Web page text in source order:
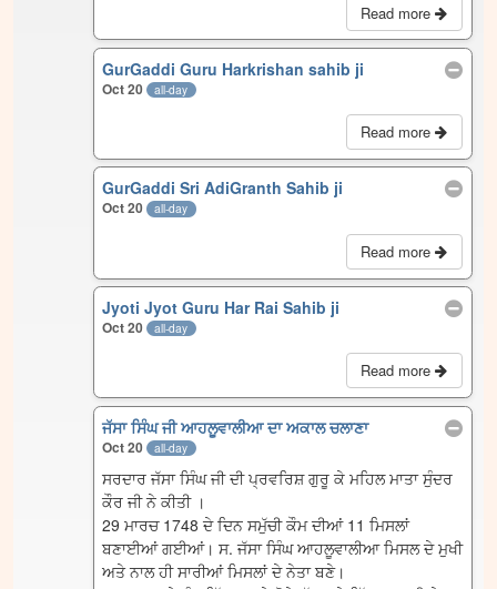
Read more
GurGaddi Guru Harkrishan sahib ji
Oct 20 all-day
Read more
GurGaddi Sri AdiGranth Sahib ji
Oct 20 all-day
Read more
Jyoti Jyot Guru Har Rai Sahib ji
Oct 20 all-day
Read more
ਜੱਸਾ ਸਿੰਘ ਜੀ ਆਹਲੂਵਾਲੀਆ ਦਾ ਅਕਾਲ ਚਲਾਣਾ
Oct 20 all-day
ਸਰਦਾਰ ਜੱਸਾ ਸਿੰਘ ਜੀ ਦੀ ਪ੍ਰਵਰਿਸ਼ ਗੁਰੂ ਕੇ ਮਹਿਲ ਮਾਤਾ ਸੁੰਦਰ
ਕੌਰ ਜੀ ਨੇ ਕੀਤੀ ।
29 ਮਾਰਚ 1748 ਦੇ ਦਿਨ ਸਮੁੱਚੀ ਕੌਮ ਦੀਆਂ 11 ਮਿਸਲਾਂ
ਬਣਾਈਆਂ ਗਈਆਂ। ਸ. ਜੱਸਾ ਸਿੰਘ ਆਹਲੂਵਾਲੀਆ ਮਿਸਲ ਦੇ ਮੁਖੀ
ਅਤੇ ਨਾਲ ਹੀ ਸਾਰੀਆਂ ਮਿਸਲਾਂ ਦੇ ਨੇਤਾ ਬਣੇ।